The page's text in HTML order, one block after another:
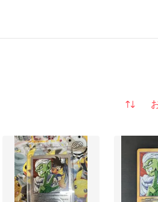
並び替え